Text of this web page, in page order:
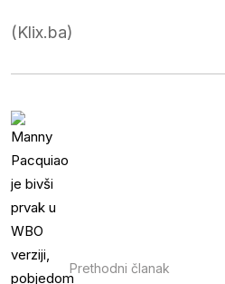
(Klix.ba)
Prethodni članak